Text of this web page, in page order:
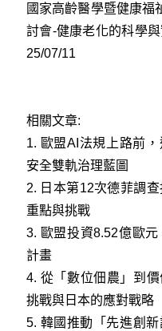
國家高齡醫學暨健康福
討會-健康老化的科學
25/07/11
相關文章:
1. 歐盟AI法規上路前
安全雙軌治理藍圖
2. 日本第12次德菲調
重點與挑戰
3. 歐盟投資8.52億歐
計畫
4. 從「數位佃農」到
挑戰與日本的應對戰略
5. 韓國推動「先進創